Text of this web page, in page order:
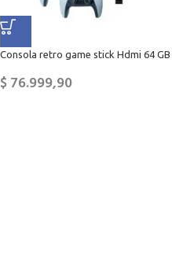
Consola retro game stick Hdmi 64 GB
$76.999,90